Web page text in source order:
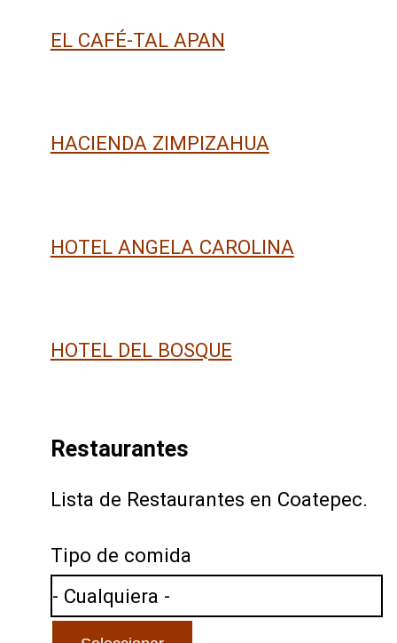
EL CAFÉ-TAL APAN
HACIENDA ZIMPIZAHUA
HOTEL ANGELA CAROLINA
HOTEL DEL BOSQUE
Restaurantes
Lista de Restaurantes en Coatepec.
Tipo de comida